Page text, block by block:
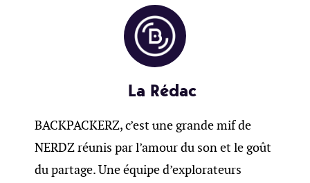
La Rédac
BACKPACKERZ, c’est une grande mif de
NERDZ réunis par l’amour du son et le goût
du partage. Une équipe d’explorateurs